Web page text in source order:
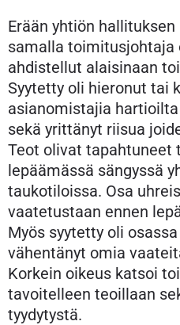
Erään yhtiön
samalla toimitusjohtaja
ahdistellut alaisinaan
Syytetty oli hieronut tai
asianomistajia
sekä yrittänyt riisua
Teot olivat tapahtuneet
lepäämässä sängyssä
taukotiloissa. Osa
vaatetustaan ennen
Myös syytetty oli
vähentänyt omia
Korkein oikeus katsoi
tavoitelleen teoillaan
tyydytystä.